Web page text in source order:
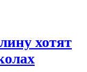
хотят